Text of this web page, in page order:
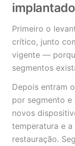
implantado
Primeiro o
crítico, junto
vigente —
segmentos
Depois entram
por segmento
novos
temperatura e
restauração.